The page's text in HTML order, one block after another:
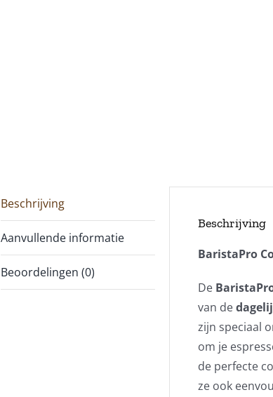
Beschrijving
Aanvullende informatie
Beoordelingen (0)
Beschrijving
BaristaPro
De
van de
zijn speciaal
om je
de perfecte
ze ook